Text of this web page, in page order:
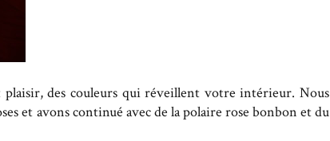
plaisir, des couleurs qui réveillent votre intérieur. Nous
et avons continué avec de la polaire rose bonbon et du